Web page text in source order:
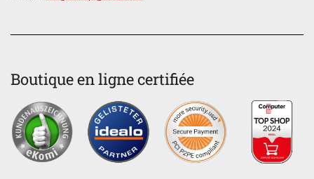
Boutique en ligne certifiée